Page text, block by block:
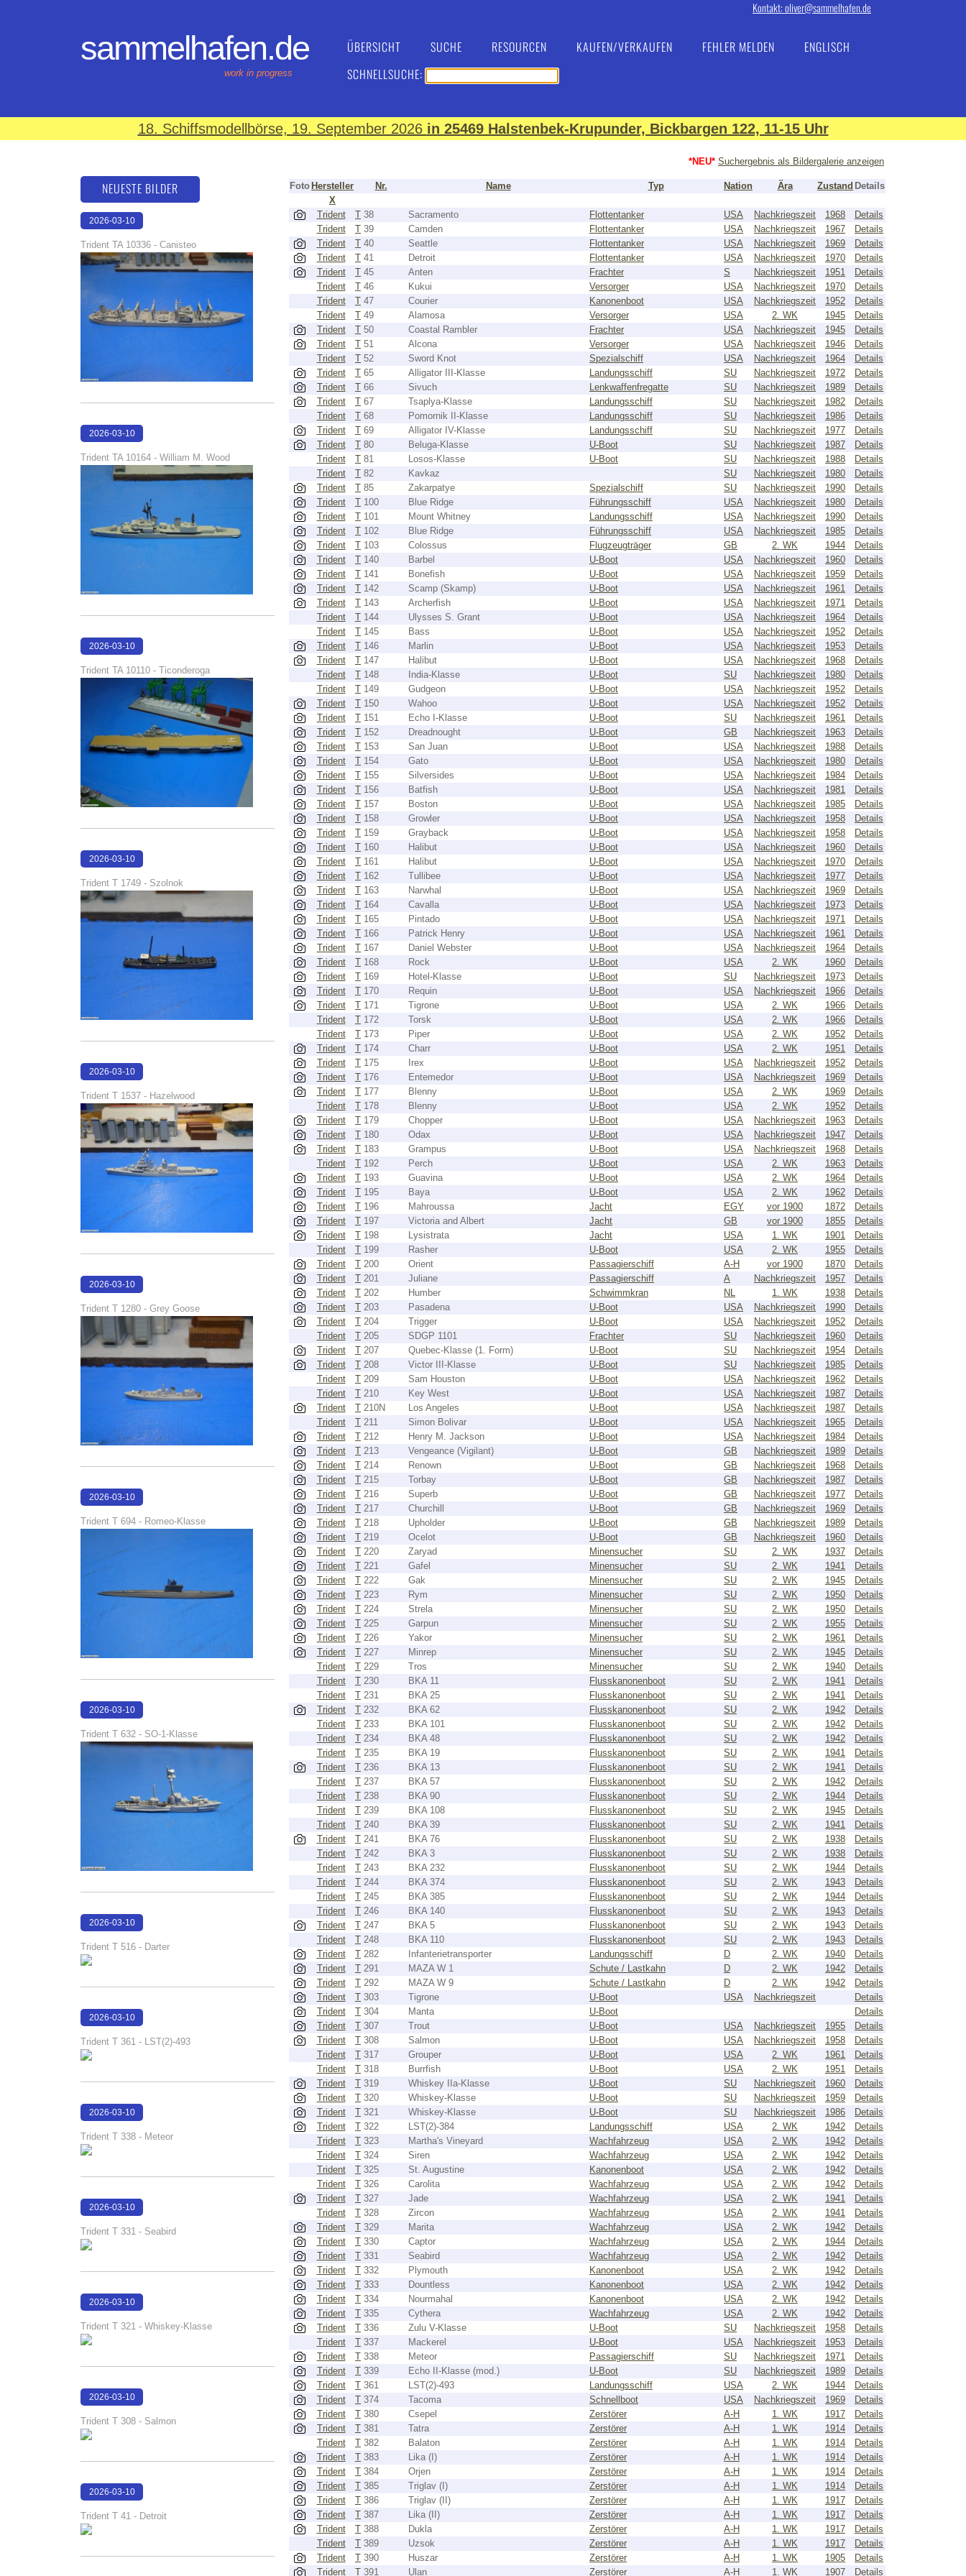
Kontakt: oliver@sammelhafen.de
sammelhafen.de
work in progress
ÜBERSICHT SUCHE RESOURCEN KAUFEN/VERKAUFEN FEHLER MELDEN
ENGLISCH
SCHNELLSUCHE:
18. Schiffsmodellbörse, 19. September 2026 in 25469 Halstenbek-Krupunder, Bickbargen 122, 11-15 Uhr
*NEU* Suchergebnis als Bildergalerie anzeigen
Foto Hersteller Nr. Name Typ Nation Ära Zustand Details
X
Trident
T 38 Sacramento Flottentanker USA Nachkriegszeit 1968
Details
Trident
T 39 Camden Flottentanker USA Nachkriegszeit 1967
Details
Trident
T 40 Seattle Flottentanker USA Nachkriegszeit 1969
Details
Trident
T 41 Detroit Flottentanker USA Nachkriegszeit 1970
Details
Trident
T 45 Anten Frachter S Nachkriegszeit 1951
Details
Trident
T 46 Kukui Versorger USA Nachkriegszeit 1970
Details
Trident
T 47 Courier Kanonenboot USA Nachkriegszeit 1952
Details
Trident
T 49 Alamosa Versorger USA 2. WK 1945
Details
Trident
T 50 Coastal Rambler Frachter USA Nachkriegszeit 1945
Details
Trident
T 51 Alcona Versorger USA Nachkriegszeit 1946
Details
Trident
T 52 Sword Knot Spezialschiff USA Nachkriegszeit 1964
Details
Trident
T 65 Alligator III-Klasse Landungsschiff SU Nachkriegszeit 1972
Details
Trident
T 66 Sivuch Lenkwaffenfregatte SU Nachkriegszeit 1989
Details
Trident
T 67 Tsaplya-Klasse Landungsschiff SU Nachkriegszeit 1982
Details
Trident
T 68 Pomornik II-Klasse Landungsschiff SU Nachkriegszeit 1986
Details
Trident
T 69 Alligator IV-Klasse Landungsschiff SU Nachkriegszeit 1977
Details
Trident
T 80 Beluga-Klasse U-Boot SU Nachkriegszeit 1987
Details
Trident
T 81 Losos-Klasse U-Boot SU Nachkriegszeit 1988
Details
Trident
T 82 Kavkaz SU Nachkriegszeit 1980
Details
Trident
T 85 Zakarpatye Spezialschiff SU Nachkriegszeit 1990
Details
Trident
T 100 Blue Ridge Führungsschiff USA Nachkriegszeit 1980
Details
Trident
T 101 Mount Whitney Landungsschiff USA Nachkriegszeit 1990
Details
Trident
T 102 Blue Ridge Führungsschiff USA Nachkriegszeit 1985
Details
Trident
T 103 Colossus Flugzeugträger GB 2. WK 1944
Details
Trident
T 140 Barbel U-Boot USA Nachkriegszeit 1960
Details
Trident
T 141 Bonefish U-Boot USA Nachkriegszeit 1959
Details
Trident
T 142 Scamp (Skamp) U-Boot USA Nachkriegszeit 1961
Details
Trident
T 143 Archerfish U-Boot USA Nachkriegszeit 1971
Details
Trident
T 144 Ulysses S. Grant U-Boot USA Nachkriegszeit 1964
Details
Trident
T 145 Bass U-Boot USA Nachkriegszeit 1952
Details
Trident
T 146 Marlin U-Boot USA Nachkriegszeit 1953
Details
Trident
T 147 Halibut U-Boot USA Nachkriegszeit 1968
Details
Trident
T 148 India-Klasse U-Boot SU Nachkriegszeit 1980
Details
Trident
T 149 Gudgeon U-Boot USA Nachkriegszeit 1952
Details
Trident
T 150 Wahoo U-Boot USA Nachkriegszeit 1952
Details
Trident
T 151 Echo I-Klasse U-Boot SU Nachkriegszeit 1961
Details
Trident
T 152 Dreadnought U-Boot GB Nachkriegszeit 1963
Details
Trident
T 153 San Juan U-Boot USA Nachkriegszeit 1988
Details
Trident
T 154 Gato U-Boot USA Nachkriegszeit 1980
Details
Trident
T 155 Silversides U-Boot USA Nachkriegszeit 1984
Details
Trident
T 156 Batfish U-Boot USA Nachkriegszeit 1981
Details
Trident
T 157 Boston U-Boot USA Nachkriegszeit 1985
Details
Trident
T 158 Growler U-Boot USA Nachkriegszeit 1958
Details
Trident
T 159 Grayback U-Boot USA Nachkriegszeit 1958
Details
Trident
T 160 Halibut U-Boot USA Nachkriegszeit 1960
Details
Trident
T 161 Halibut U-Boot USA Nachkriegszeit 1970
Details
Trident
T 162 Tullibee U-Boot USA Nachkriegszeit 1977
Details
Trident
T 163 Narwhal U-Boot USA Nachkriegszeit 1969
Details
Trident
T 164 Cavalla U-Boot USA Nachkriegszeit 1973
Details
Trident
T 165 Pintado U-Boot USA Nachkriegszeit 1971
Details
Trident
T 166 Patrick Henry U-Boot USA Nachkriegszeit 1961
Details
Trident
T 167 Daniel Webster U-Boot USA Nachkriegszeit 1964
Details
Trident
T 168 Rock U-Boot USA 2. WK 1960
Details
Trident
T 169 Hotel-Klasse U-Boot SU Nachkriegszeit 1973
Details
Trident
T 170 Requin U-Boot USA Nachkriegszeit 1966
Details
Trident
T 171 Tigrone U-Boot USA 2. WK 1966
Details
Trident
T 172 Torsk U-Boot USA 2. WK 1966
Details
Trident
T 173 Piper U-Boot USA 2. WK 1952
Details
Trident
T 174 Charr U-Boot USA 2. WK 1951
Details
Trident
T 175 Irex U-Boot USA Nachkriegszeit 1952
Details
Trident
T 176 Entemedor U-Boot USA Nachkriegszeit 1969
Details
Trident
T 177 Blenny U-Boot USA 2. WK 1969
Details
Trident
T 178 Blenny U-Boot USA 2. WK 1952
Details
Trident
T 179 Chopper U-Boot USA Nachkriegszeit 1963
Details
Trident
T 180 Odax U-Boot USA Nachkriegszeit 1947
Details
Trident
T 183 Grampus U-Boot USA Nachkriegszeit 1968
Details
Trident
T 192 Perch U-Boot USA 2. WK 1963
Details
Trident
T 193 Guavina U-Boot USA 2. WK 1964
Details
Trident
T 195 Baya U-Boot USA 2. WK 1962
Details
Trident
T 196 Mahroussa Jacht EGY vor 1900 1872
Details
Trident
T 197 Victoria and Albert Jacht GB vor 1900 1855
Details
Trident
T 198 Lysistrata Jacht USA 1. WK 1901
Details
Trident
T 199 Rasher U-Boot USA 2. WK 1955
Details
Trident
T 200 Orient Passagierschiff A-H vor 1900 1870
Details
Trident
T 201 Juliane Passagierschiff A Nachkriegszeit 1957
Details
Trident
T 202 Humber Schwimmkran NL 1. WK 1938
Details
Trident
T 203 Pasadena U-Boot USA Nachkriegszeit 1990
Details
Trident
T 204 Trigger U-Boot USA Nachkriegszeit 1952
Details
Trident
T 205 SDGP 1101 Frachter SU Nachkriegszeit 1960
Details
Trident
T 207 Quebec-Klasse (1. Form) U-Boot SU Nachkriegszeit 1954
Details
Trident
T 208 Victor III-Klasse U-Boot SU Nachkriegszeit 1985
Details
Trident
T 209 Sam Houston U-Boot USA Nachkriegszeit 1962
Details
Trident
T 210 Key West U-Boot USA Nachkriegszeit 1987
Details
Trident
T 210N Los Angeles U-Boot USA Nachkriegszeit 1987
Details
Trident
T 211 Simon Bolivar U-Boot USA Nachkriegszeit 1965
Details
Trident
T 212 Henry M. Jackson U-Boot USA Nachkriegszeit 1984
Details
Trident
T 213 Vengeance (Vigilant) U-Boot GB Nachkriegszeit 1989
Details
Trident
T 214 Renown U-Boot GB Nachkriegszeit 1968
Details
Trident
T 215 Torbay U-Boot GB Nachkriegszeit 1987
Details
Trident
T 216 Superb U-Boot GB Nachkriegszeit 1977
Details
Trident
T 217 Churchill U-Boot GB Nachkriegszeit 1969
Details
Trident
T 218 Upholder U-Boot GB Nachkriegszeit 1989
Details
Trident
T 219 Ocelot U-Boot GB Nachkriegszeit 1960
Details
Trident
T 220 Zaryad Minensucher SU 2. WK 1937
Details
Trident
T 221 Gafel Minensucher SU 2. WK 1941
Details
Trident
T 222 Gak Minensucher SU 2. WK 1945
Details
Trident
T 223 Rym Minensucher SU 2. WK 1950
Details
Trident
T 224 Strela Minensucher SU 2. WK 1950
Details
Trident
T 225 Garpun Minensucher SU 2. WK 1955
Details
Trident
T 226 Yakor Minensucher SU 2. WK 1961
Details
Trident
T 227 Minrep Minensucher SU 2. WK 1945
Details
Trident
T 229 Tros Minensucher SU 2. WK 1940
Details
Trident
T 230 BKA 11 Flusskanonenboot SU 2. WK 1941
Details
Trident
T 231 BKA 25 Flusskanonenboot SU 2. WK 1941
Details
Trident
T 232 BKA 62 Flusskanonenboot SU 2. WK 1942
Details
Trident
T 233 BKA 101 Flusskanonenboot SU 2. WK 1942
Details
Trident
T 234 BKA 48 Flusskanonenboot SU 2. WK 1942
Details
Trident
T 235 BKA 19 Flusskanonenboot SU 2. WK 1941
Details
Trident
T 236 BKA 13 Flusskanonenboot SU 2. WK 1941
Details
Trident
T 237 BKA 57 Flusskanonenboot SU 2. WK 1942
Details
Trident
T 238 BKA 90 Flusskanonenboot SU 2. WK 1944
Details
Trident
T 239 BKA 108 Flusskanonenboot SU 2. WK 1945
Details
Trident
T 240 BKA 39 Flusskanonenboot SU 2. WK 1941
Details
Trident
T 241 BKA 76 Flusskanonenboot SU 2. WK 1938
Details
Trident
T 242 BKA 3 Flusskanonenboot SU 2. WK 1938
Details
Trident
T 243 BKA 232 Flusskanonenboot SU 2. WK 1944
Details
Trident
T 244 BKA 374 Flusskanonenboot SU 2. WK 1943
Details
Trident
T 245 BKA 385 Flusskanonenboot SU 2. WK 1944
Details
Trident
T 246 BKA 140 Flusskanonenboot SU 2. WK 1943
Details
Trident
T 247 BKA 5 Flusskanonenboot SU 2. WK 1943
Details
Trident
T 248 BKA 110 Flusskanonenboot SU 2. WK 1943
Details
Trident
T 282 Infanterietransporter Landungsschiff D 2. WK 1940
Details
Trident
T 291 MAZA W 1 Schute / Lastkahn D 2. WK 1942
Details
Trident
T 292 MAZA W 9 Schute / Lastkahn D 2. WK 1942
Details
Trident
T 303 Tigrone U-Boot USA Nachkriegszeit
Details
Trident
T 304 Manta U-Boot
Details
Trident
T 307 Trout U-Boot USA Nachkriegszeit 1955
Details
Trident
T 308 Salmon U-Boot USA Nachkriegszeit 1958
Details
Trident
T 317 Grouper U-Boot USA 2. WK 1961
Details
Trident
T 318 Burrfish U-Boot USA 2. WK 1951
Details
Trident
T 319 Whiskey IIa-Klasse U-Boot SU Nachkriegszeit 1960
Details
Trident
T 320 Whiskey-Klasse U-Boot SU Nachkriegszeit 1959
Details
Trident
T 321 Whiskey-Klasse U-Boot SU Nachkriegszeit 1986
Details
Trident
T 322 LST(2)-384 Landungsschiff USA 2. WK 1942
Details
Trident
T 323 Martha's Vineyard Wachfahrzeug USA 2. WK 1942
Details
Trident
T 324 Siren Wachfahrzeug USA 2. WK 1942
Details
Trident
T 325 St. Augustine Kanonenboot USA 2. WK 1942
Details
Trident
T 326 Carolita Wachfahrzeug USA 2. WK 1942
Details
Trident
T 327 Jade Wachfahrzeug USA 2. WK 1941
Details
Trident
T 328 Zircon Wachfahrzeug USA 2. WK 1941
Details
Trident
T 329 Marita Wachfahrzeug USA 2. WK 1942
Details
Trident
T 330 Captor Wachfahrzeug USA 2. WK 1944
Details
Trident
T 331 Seabird Wachfahrzeug USA 2. WK 1942
Details
Trident
T 332 Plymouth Kanonenboot USA 2. WK 1942
Details
Trident
T 333 Dountless Kanonenboot USA 2. WK 1942
Details
Trident
T 334 Nourmahal Kanonenboot USA 2. WK 1942
Details
Trident
T 335 Cythera Wachfahrzeug USA 2. WK 1942
Details
Trident
T 336 Zulu V-Klasse U-Boot SU Nachkriegszeit 1958
Details
Trident
T 337 Mackerel U-Boot USA Nachkriegszeit 1953
Details
Trident
T 338 Meteor Passagierschiff SU Nachkriegszeit 1971
Details
Trident
T 339 Echo II-Klasse (mod.) U-Boot SU Nachkriegszeit 1989
Details
Trident
T 361 LST(2)-493 Landungsschiff USA 2. WK 1944
Details
Trident
T 374 Tacoma Schnellboot USA Nachkriegszeit 1969
Details
Trident
T 380 Csepel Zerstörer A-H 1. WK 1917
Details
Trident
T 381 Tatra Zerstörer A-H 1. WK 1914
Details
Trident
T 382 Balaton Zerstörer A-H 1. WK 1914
Details
Trident
T 383 Lika (I) Zerstörer A-H 1. WK 1914
Details
Trident
T 384 Orjen Zerstörer A-H 1. WK 1914
Details
Trident
T 385 Triglav (I) Zerstörer A-H 1. WK 1914
Details
Trident
T 386 Triglav (II) Zerstörer A-H 1. WK 1917
Details
Trident
T 387 Lika (II) Zerstörer A-H 1. WK 1917
Details
Trident
T 388 Dukla Zerstörer A-H 1. WK 1917
Details
Trident
T 389 Uzsok Zerstörer A-H 1. WK 1917
Details
Trident
T 390 Huszar Zerstörer A-H 1. WK 1905
Details
Trident
T 391 Ulan Zerstörer A-H 1. WK 1907 Details
NEUESTE BILDER
2026-03-10
Trident TA 10336 - Canisteo
2026-03-10
Trident TA 10164 - William M. Wood
2026-03-10
Trident TA 10110 - Ticonderoga
2026-03-10
Trident T 1749 - Szolnok
2026-03-10
Trident T 1537 - Hazelwood
2026-03-10
Trident T 1280 - Grey Goose
2026-03-10
Trident T 694 - Romeo-Klasse
2026-03-10
Trident T 632 - SO-1-Klasse
2026-03-10
Trident T 516 - Darter
2026-03-10
Trident T 361 - LST(2)-493
2026-03-10
Trident T 338 - Meteor
2026-03-10
Trident T 331 - Seabird
2026-03-10
Trident T 321 - Whiskey-Klasse
2026-03-10
Trident T 308 - Salmon
2026-03-10
Trident T 41 - Detroit